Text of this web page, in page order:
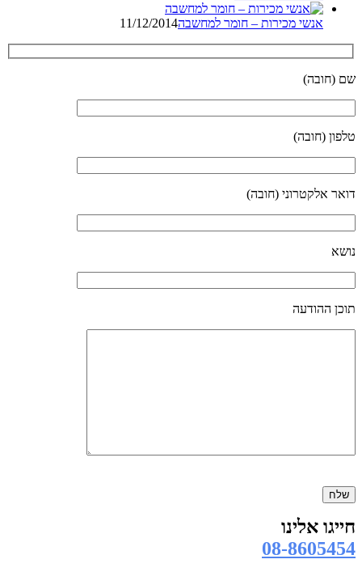
אנשי מכירות – חומר למחשבה11/12/2014
שם (חובה)
טלפון (חובה)
דואר אלקטרוני (חובה)
נושא
תוכן ההודעה
leave
field
empty.
חייגו אלינו
08-8605454